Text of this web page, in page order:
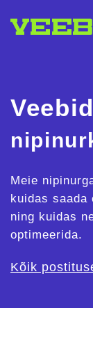
Meie
kuidas saada
ning kuidas
optimeerida.
Kõik